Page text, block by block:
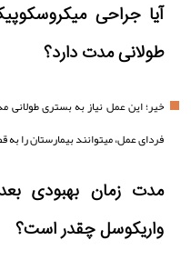
آیا جراحی
طولانی مدت دارد؟
خیر؛ این عمل نیاز به بستری طولانی
فردای عمل، میتوانند بیمارستان را
مدت زمان بهبودی
واریکوسل چقدر است؟